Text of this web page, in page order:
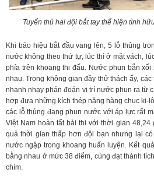
Tuyển thủ hai đội bắt tay thể hiện tình
Khi báo hiệu bắt đầu vang lên, 5 lỗ thủng
nước không theo thứ tự, lúc thì ở mặt vách,
phía trên khoang thi đấu. Nước phun bắn xối
nhau. Trong không gian đầy thử thách ấy,
nhanh nhạy phán đoán vị trí nước phun ra từ
hợp đưa những kích thép nặng hàng chục ki-
các lỗ thủng đang phun nước với áp lực rất
Việt Nam hoàn tất bài thi với thời gian 48,24
quả thời gian thấp hơn đội bạn nhưng lại
nước ngập trong khoang huấn luyện. Kết
bằng nhau ở mức 38 điểm, cùng đạt thành
chìm.